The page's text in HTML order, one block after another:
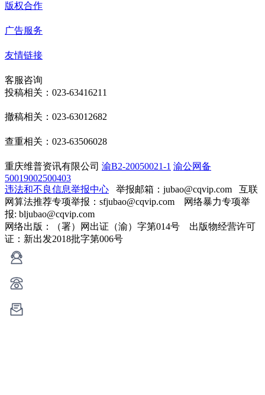
版权合作
广告服务
友情链接
客服咨询
投稿相关：023-63416211
撤稿相关：023-63012682
查重相关：023-63506028
重庆维普资讯有限公司 渝B2-20050021-1 渝公网备
50019002500403
违法和不良信息举报中心 举报邮箱：jubao@cqvip.com 互联
网算法推荐专项举报：sfjubao@cqvip.com 网络暴力专项举
报: bljubao@cqvip.com
网络出版：（署）网出证（渝）字第014号 出版物经营许可
证：新出发2018批字第006号